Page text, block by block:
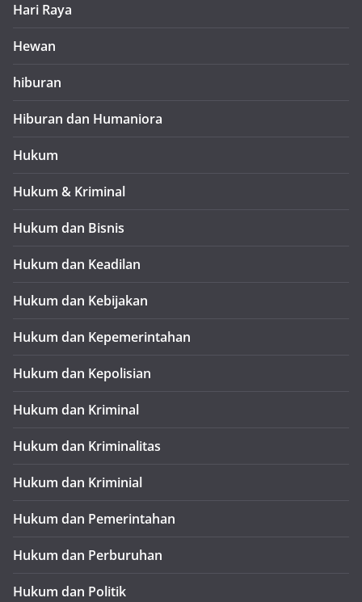
Hari Raya
Hewan
hiburan
Hiburan dan Humaniora
Hukum
Hukum & Kriminal
Hukum dan Bisnis
Hukum dan Keadilan
Hukum dan Kebijakan
Hukum dan Kepemerintahan
Hukum dan Kepolisian
Hukum dan Kriminal
Hukum dan Kriminalitas
Hukum dan Kriminial
Hukum dan Pemerintahan
Hukum dan Perburuhan
Hukum dan Politik